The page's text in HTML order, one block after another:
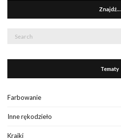
Znajdź…
Tematy
Farbowanie
Inne rękodzieło
Krajki